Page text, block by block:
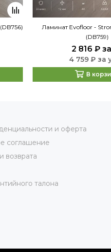
Ламинат Evofloor -
(DB759)
2 816 ₽
4 759 ₽ за
В
и оферта
соглашение
возврата
талона